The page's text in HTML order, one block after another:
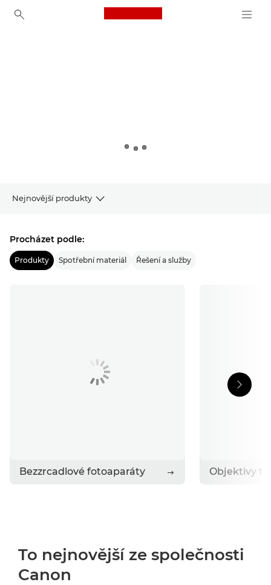
Canon Logo, back to
Nejnovější produkty
To nejnovější ze společnosti Canon
Procházet podle:
Produkty Spotřební materiál Řešení a služby
Bezzrcadlové fotoaparáty Objektivy
To nejnovější ze společnosti
Canon